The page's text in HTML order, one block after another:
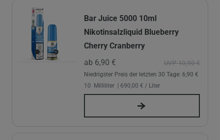
Bar Juice 5000 10ml
Nikotinsalzliquid Blueberry
Cherry Cranberry
UVP 10,90 €
ab 6,90 €
Niedrigster Preis der letzten 30 Tage: 6,90 €
10
Milliliter | 690,00 € / Liter